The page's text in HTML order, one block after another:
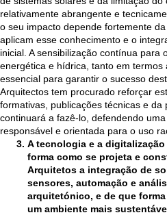
relativamente abrangente e
o seu impacto depende fortemente
aplicam esse conhecimento e o
inicial. A sensibilização contínua para
energética e hídrica, tanto em
essencial para garantir o sucesso
Arquitectos tem procurado reforçar
formativas, publicações técnicas e
continuará a fazê-lo, defendendo
responsável e orientada para o uso
A tecnologia e a
forma como se projeta e
Arquitetos a integração de
sensores, automação e
arquitetónico, e de que
um ambiente mais